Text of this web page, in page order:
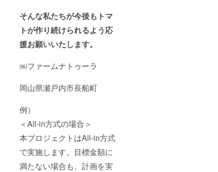
そんな私たちが今後もトマ
トが作り続けられるよう応
援お願いいたします。
㈱ファームナトゥーラ
岡山県瀬戸内市長船町
例）
＜All-in方式の場合＞
本プロジェクトはAll-in方式
で実施します。目標金額に
満たない場合も、計画を実